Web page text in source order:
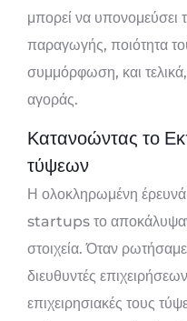
μπορεί να υπονομεύσει
παραγωγής, ποιότητα
συμμόρφωση, και
αγοράς.
Κατανοώντας το
τύψεων
Η ολοκληρωμένη έρευνά
startups το αποκάλυψαν
στοιχεία. Όταν
διευθυντές
επιχειρησιακές τους